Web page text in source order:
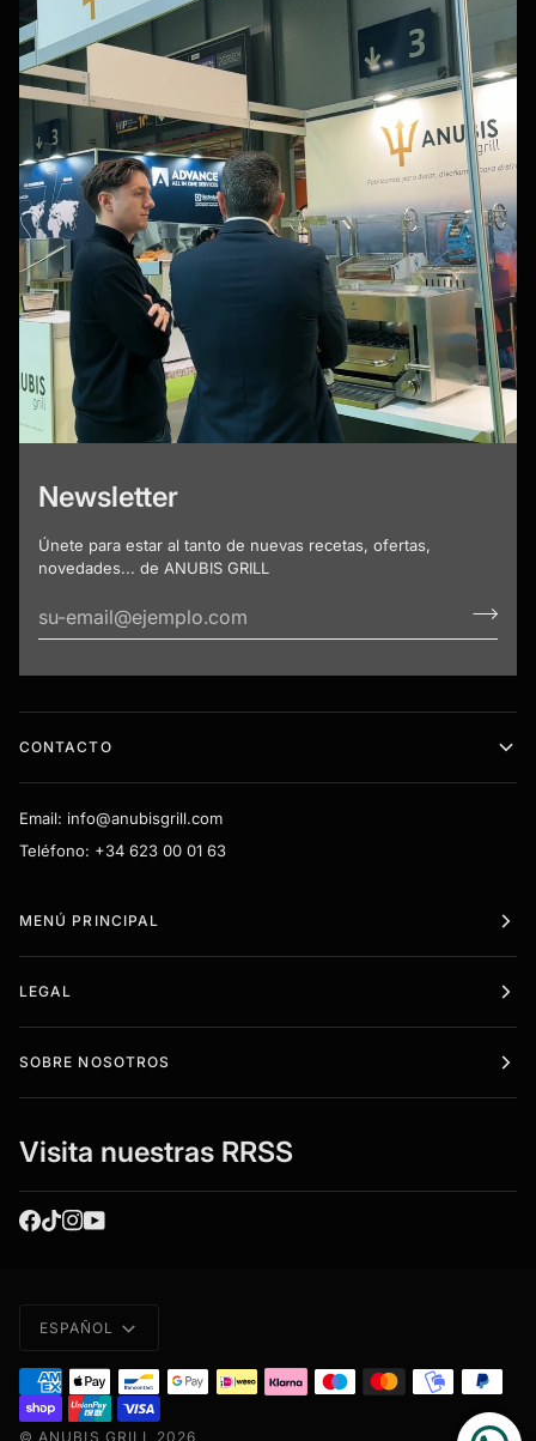
Newsletter
Únete para estar al tanto de nuevas recetas, ofertas,
novedades... de ANUBIS GRILL
CONTACTO
Email: info@anubisgrill.com
Teléfono: +34 623 00 01 63
MENÚ PRINCIPAL
LEGAL
SOBRE NOSOTROS
Visita nuestras RRSS
Idioma
ESPAÑOL
© ANUBIS GRILL 2026